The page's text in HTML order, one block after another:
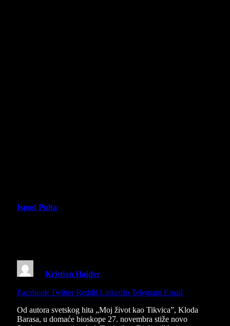
Ispod Pulta
Kristian Hajder
Facebook Twitter Reddit LinkedIn Telegram Email
Od autora svetskog hita „Moj život kao Tikvica”, Kloda
Barasa, u domaće bioskope 27. novembra stiže novo